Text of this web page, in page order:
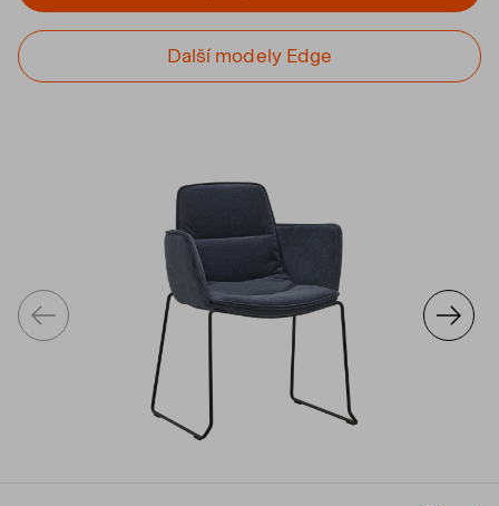
Další modely Edge